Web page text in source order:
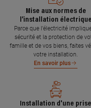
Mise aux normes de
l’installation électrique
Parce que l’électricité
sécurité et la protection de
famille et de vos biens, faites
votre installation.
En savoir plus
Installation d'une prise